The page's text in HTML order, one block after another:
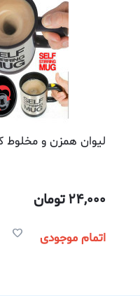
لیوان همزن و
24,000تومان
اتمام موجودی